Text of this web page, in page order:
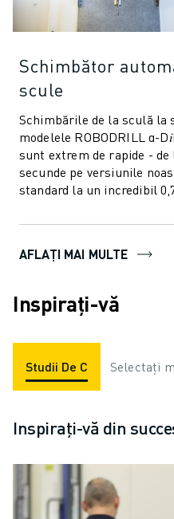
Schimbător
scule
Schimbările de la sculă la
modelele ROBODRILL α-
sunt extrem de rapide - de
secunde pe versiunile
standard la un incredibil
AFLAȚI MAI MULTE
Inspirați-vă
Studii De Caz Industrii
Selectați
Inspirați-vă din